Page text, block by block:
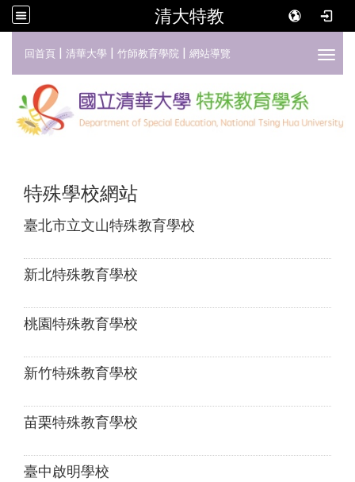
清大特教
回首頁 | 清華大學 | 竹師教育學院 | 網站導覽
特殊學校網站
臺北市立文山特殊教育學校
新北特殊教育學校
桃園特殊教育學校
新竹特殊教育學校
苗栗特殊教育學校
臺中啟明學校